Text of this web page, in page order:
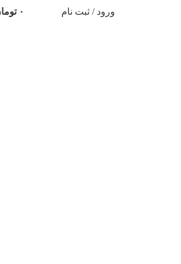
ورود / ثبت نام ۰